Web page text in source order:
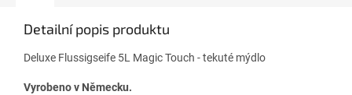
Detailní popis produktu
Deluxe Flussigseife 5L Magic Touch - tekuté mýdlo
Vyrobeno v Německu.